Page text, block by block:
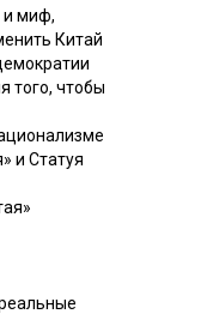
и миф,
Китай
того, чтобы
и Статуя